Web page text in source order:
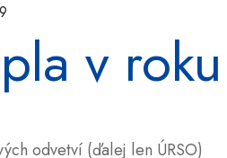
v roku
odvetví (ďalej len ÚRSO)